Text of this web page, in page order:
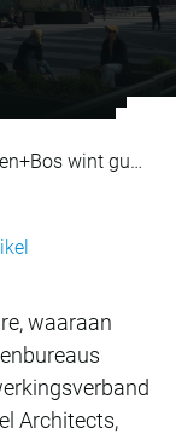
Business District op Brussels Airport
waaraan
Architects,